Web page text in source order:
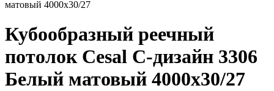
Кубообразный реечный
потолок Cesal C-дизайн 3306
Белый матовый 4000х30/27